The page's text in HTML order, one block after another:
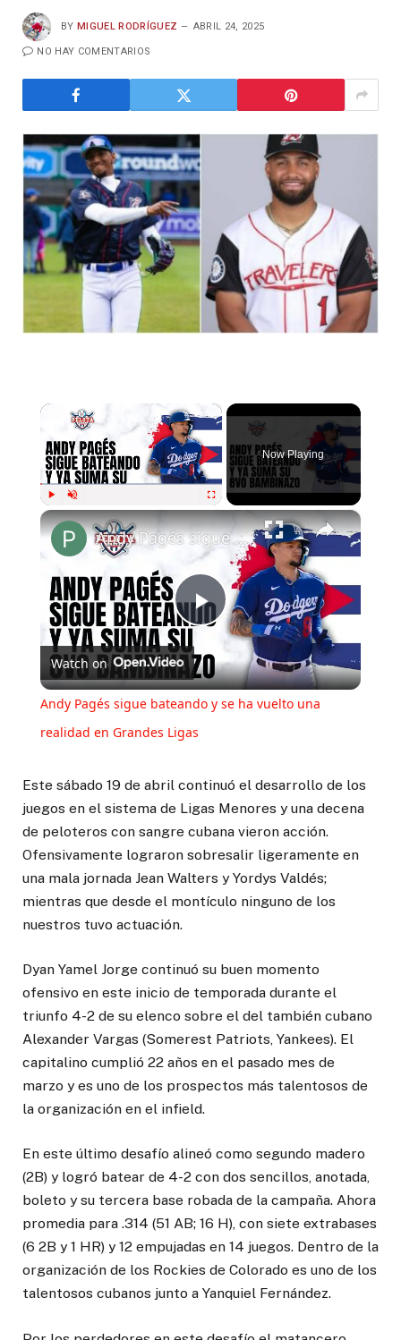
BY MIGUEL RODRÍGUEZ ABRIL 24, 2025
NO HAY COMENTARIOS
×
Play Fullscreen
Now Playing
×
Play
Video
Andy Pagés sigue bateando y se ha vuelto una realidad en Grandes Ligas
Watch on
Andy Pagés sigue bateando y se ha vuelto una
realidad en Grandes Ligas
Este sábado 19 de abril continuó el desarrollo de los
juegos en el sistema de Ligas Menores y una decena
de peloteros con sangre cubana vieron acción.
Ofensivamente lograron sobresalir ligeramente en
una mala jornada Jean Walters y Yordys Valdés;
mientras que desde el montículo ninguno de los
nuestros tuvo actuación.
Dyan Yamel Jorge continuó su buen momento
ofensivo en este inicio de temporada durante el
triunfo 4-2 de su elenco sobre el del también cubano
Alexander Vargas (Somerest Patriots, Yankees). El
capitalino cumplió 22 años en el pasado mes de
marzo y es uno de los prospectos más talentosos de
la organización en el infield.
En este último desafío alineó como segundo madero
(2B) y logró batear de 4-2 con dos sencillos, anotada,
boleto y su tercera base robada de la campaña. Ahora
promedia para .314 (51 AB; 16 H), con siete extrabases
(6 2B y 1 HR) y 12 empujadas en 14 juegos. Dentro de la
organización de los Rockies de Colorado es uno de los
talentosos cubanos junto a Yanquiel Fernández.